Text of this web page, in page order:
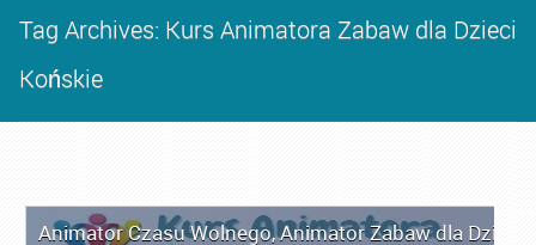
Tag Archives: Kurs Animatora Zabaw dla Dzieci
Końskie
Animator Czasu Wolnego,Animator Zabaw dla Dzieci